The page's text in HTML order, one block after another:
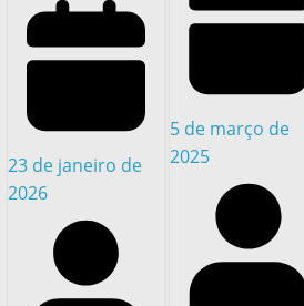
23 de janeiro de
2026
5 de março de
2025